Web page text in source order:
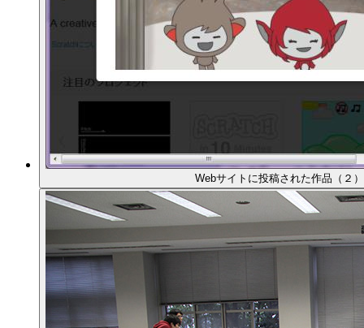
Webサイトに投稿された作品（２）